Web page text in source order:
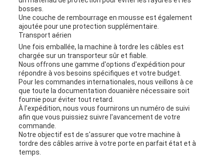
bosses.
Une couche de rembourrage en mousse est également
ajoutée pour une protection supplémentaire.
Transport aérien
Une fois emballée, la machine à tordre les câbles est
chargée sur un transporteur sûr et fiable.
Nous offrons une gamme d'options d'expédition pour
répondre à vos besoins spécifiques et votre budget.
Pour les commandes internationales, nous veillons à ce
que toute la documentation douanière nécessaire soit
fournie pour éviter tout retard.
À l'expédition, nous vous fournirons un numéro de suivi
afin que vous puissiez suivre l'avancement de votre
commande.
Notre objectif est de s'assurer que votre machine à
tordre des câbles arrive à votre porte en parfait état et à
temps.